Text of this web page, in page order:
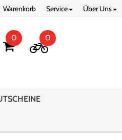
Warenkorb Service Über Uns
0 0